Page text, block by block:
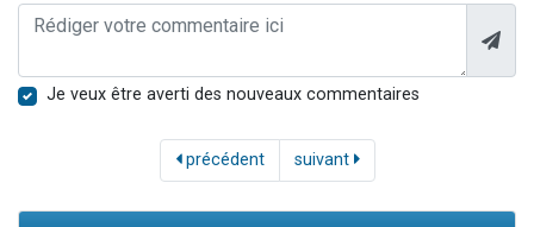
Je veux être averti des nouveaux commentaires
précédent suivant